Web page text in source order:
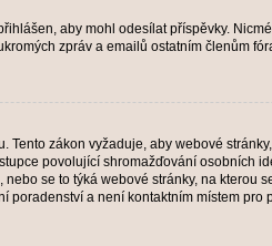
aby mohl odesílat příspěvky.
zpráv a emailů ostatním členům
zákon vyžaduje, aby webové
povolující shromažďování osobních
se to týká webové stránky, na
a není kontaktním místem